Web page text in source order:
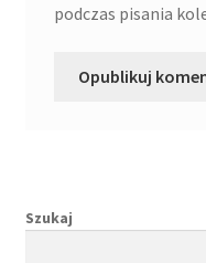
podczas pisania
Szukaj